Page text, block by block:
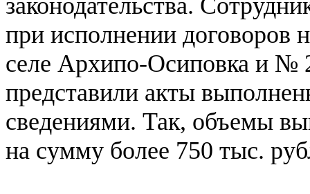
законодательства.
при исполнении договоров
селе Архипо-Осиповка и №
представили акты
сведениями. Так, объемы
на сумму более 750 тыс.